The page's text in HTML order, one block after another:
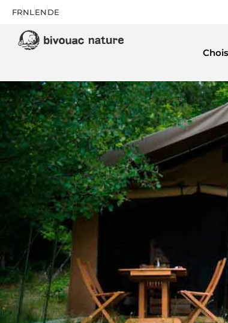
FRNLENDE